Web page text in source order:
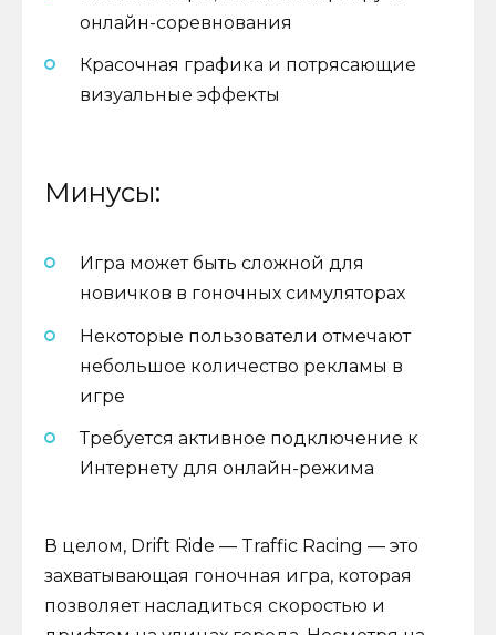
онлайн-соревнования
Красочная графика и потрясающие
визуальные эффекты
Минусы:
Игра может быть сложной для
новичков в гоночных симуляторах
Некоторые пользователи отмечают
небольшое количество рекламы в
игре
Требуется активное подключение к
Интернету для онлайн-режима
В целом, Drift Ride — Traffic Racing — это
захватывающая гоночная игра, которая
позволяет насладиться скоростью и